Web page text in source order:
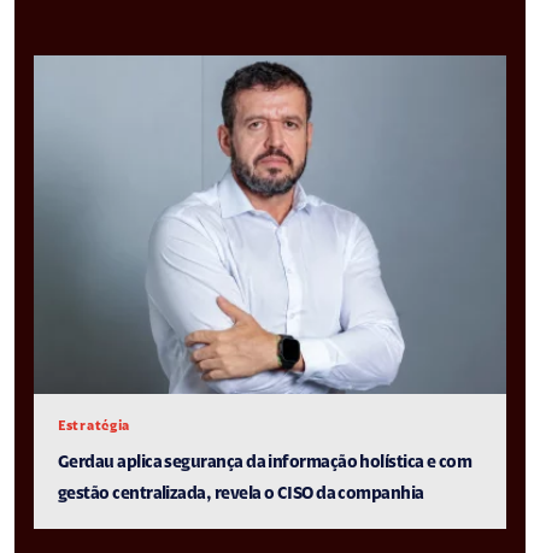
Estratégia
Gerdau aplica segurança da informação holística e com
gestão centralizada, revela o CISO da companhia